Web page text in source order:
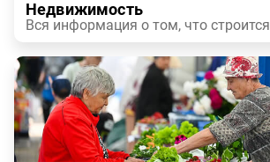
Недвижимость
Вся информация о том, что